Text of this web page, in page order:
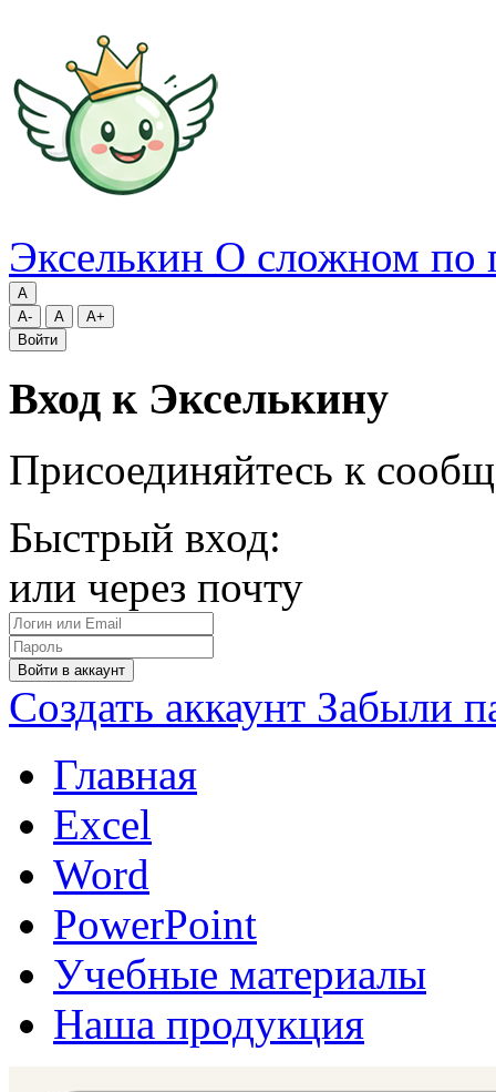
Экселькин О сложном по
A
A-
A
A+
Войти
Вход к Экселькину
Присоединяйтесь к
Быстрый вход:
или через почту
Войти в аккаунт
Создать аккаунт Забыли
Главная
Excel
Word
PowerPoint
Учебные материалы
Наша продукция